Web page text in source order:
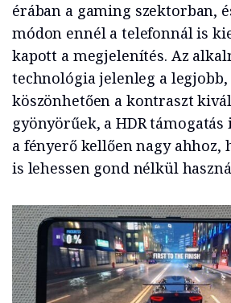
érában a gaming szektorban,
módon ennél a telefonnál is
kapott a megjelenítés. Az
technológia jelenleg a
köszönhetően a kontraszt
gyönyörűek, a HDR
a fényerő kellően nagy ahhoz,
is lehessen gond nélkül